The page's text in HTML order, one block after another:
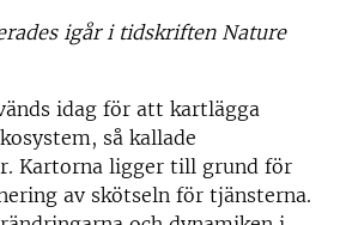
igår i tidskriften Nature
idag för att kartlägga
så kallade
Kartorna ligger till grund för
av skötseln för tjänsterna.